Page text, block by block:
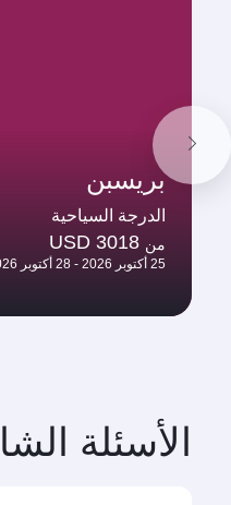
بريسبن
الدرجة السياحية
من USD 3018
25 أكتوبر 2026 - 28 أكتوبر 2026
الأسئلة